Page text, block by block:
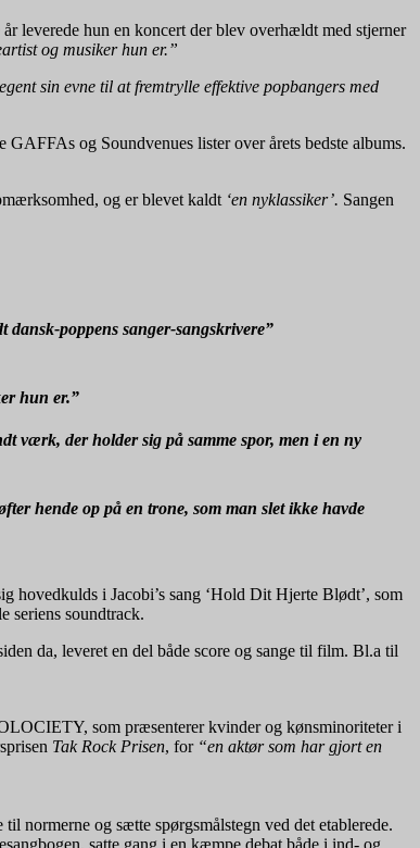
leverede hun en koncert der blev overhældt med stjerner
og musiker hun er.”
sin evne til at fremtrylle effektive popbangers med
og Soundvenues lister over årets bedste albums.
og er blevet kaldt ‘en nyklassiker’. Sangen
poppens sanger-sangskrivere”
hun er.”
værk, der holder sig på samme spor, men i en ny
hende op på en trone, som man slet ikke havde
hovedkulds i Jacobi’s sang ‘Hold Dit Hjerte Blødt’, som
seriens soundtrack.
da, leveret en del både score og sange til film. Bl.a til
som præsenterer kvinder og kønsminoriteter i
Tak Rock Prisen, for “en aktør som har gjort en
normerne og sætte spørgsmålstegn ved det etablerede.
satte gang i en kæmpe debat både i ind- og